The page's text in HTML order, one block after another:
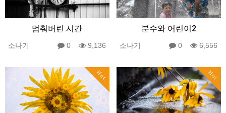
멈춰버린 시간
소나기 0 9,136
분수와 어린이2
소나기 0 6,556
Hot Hot